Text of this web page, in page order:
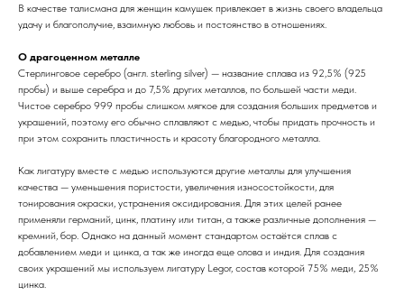
В качестве талисмана для женщин камушек привлекает в жизнь своего владельца
удачу и благополучие, взаимную любовь и постоянство в отношениях.
О драгоценном металле
Стерлинговое серебро (англ. sterling silver) — название сплава из 92,5% (925
пробы) и выше серебра и до 7,5% других металлов, по большей части меди.
Чистое серебро 999 пробы слишком мягкое для создания больших предметов и
украшений, поэтому его обычно сплавляют с медью, чтобы придать прочность и
при этом сохранить пластичность и красоту благородного металла.
Как лигатуру вместе с медью используются другие металлы для улучшения
качества — уменьшения пористости, увеличения износостойкости, для
тонирования окраски, устранения оксидирования. Для этих целей ранее
применяли германий, цинк, платину или титан, а также различные дополнения —
кремний, бор. Однако на данный момент стандартом остаётся сплав с
добавлением меди и цинка, а так же иногда еще олова и индия. Для создания
своих украшений мы используем лигатуру Legor, состав которой 75% меди, 25%
цинка.